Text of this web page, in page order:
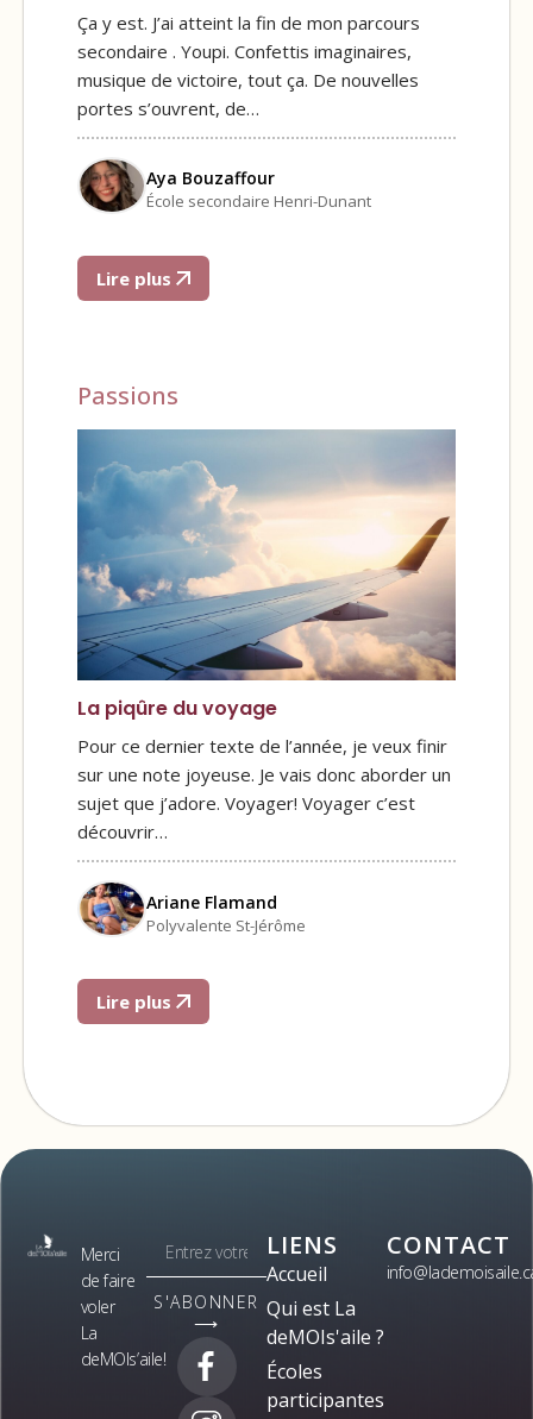
Ça y est. J’ai atteint la fin de mon parcours
secondaire . Youpi. Confettis imaginaires,
musique de victoire, tout ça. De nouvelles
portes s’ouvrent, de…
Aya Bouzaffour
École secondaire Henri-Dunant
Lire plus
Passions
La piqûre du voyage
Pour ce dernier texte de l’année, je veux finir
sur une note joyeuse. Je vais donc aborder un
sujet que j’adore. Voyager! Voyager c’est
découvrir…
Ariane Flamand
Polyvalente St-Jérôme
Lire plus
Merci
de faire
voler
La
deMOIs’aile!
S'ABONNER
⟶
LIENS
Accueil
Qui est La
deMOIs'aile ?
Écoles
participantes
CONTACT